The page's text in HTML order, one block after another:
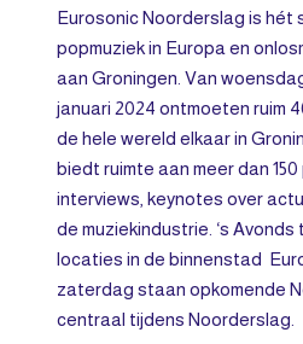
Eurosonic Noorderslag is
popmuziek in Europa en
aan Groningen. Van
januari 2024 ontmoeten ruim
de hele wereld elkaar in
biedt ruimte aan meer dan
interviews, keynotes over
de muziekindustrie. ‘s
locaties in de binnenstad
zaterdag staan opkomende
centraal tijdens Noorderslag.